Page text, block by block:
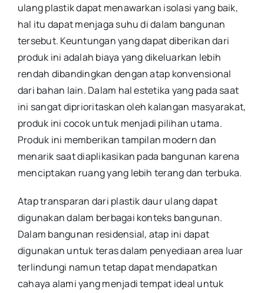
ulang plastik dapat menawarkan isolasi yang baik,
hal itu dapat menjaga suhu di dalam bangunan
tersebut. Keuntungan yang dapat diberikan dari
produk ini adalah biaya yang dikeluarkan lebih
rendah dibandingkan dengan atap konvensional
dari bahan lain. Dalam hal estetika yang pada saat
ini sangat diprioritaskan oleh kalangan masyarakat,
produk ini cocok untuk menjadi pilihan utama.
Produk ini memberikan tampilan modern dan
menarik saat diaplikasikan pada bangunan karena
menciptakan ruang yang lebih terang dan terbuka.
Atap transparan dari plastik daur ulang dapat
digunakan dalam berbagai konteks bangunan.
Dalam bangunan residensial, atap ini dapat
digunakan untuk teras dalam penyediaan area luar
terlindungi namun tetap dapat mendapatkan
cahaya alami yang menjadi tempat ideal untuk